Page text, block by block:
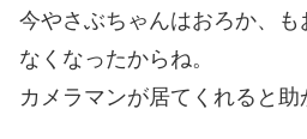
今やさぶちゃんはおろか、も
なくなったからね。
カメラマンが居てくれると助